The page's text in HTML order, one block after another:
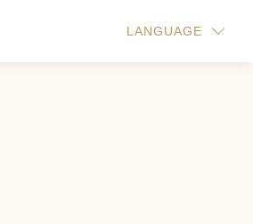
LANGUAGE